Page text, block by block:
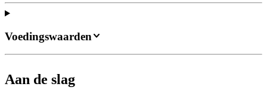
Aan de slag
Voedingswaarden